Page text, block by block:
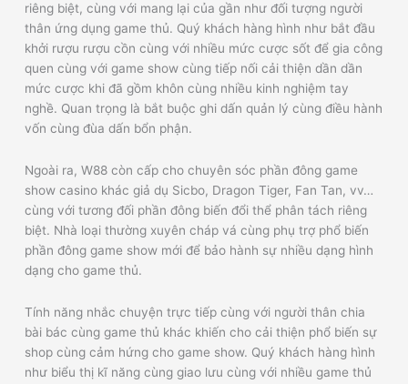
riêng biệt, cùng với mang lại của gần như đối tượng người
thân ứng dụng game thủ. Quý khách hàng hình như bắt đầu
khởi rượu rượu cồn cùng với nhiều mức cược sốt để gia công
quen cùng với game show cùng tiếp nối cải thiện dần dần
mức cược khi đã gồm khôn cùng nhiều kinh nghiệm tay
nghề. Quan trọng là bắt buộc ghi dấn quản lý cùng điều hành
vốn cùng đùa dấn bổn phận.
Ngoài ra, W88 còn cấp cho chuyên sóc phần đông game
show casino khác giả dụ Sicbo, Dragon Tiger, Fan Tan, vv…
cùng với tương đối phần đông biến đổi thể phân tách riêng
biệt. Nhà loại thường xuyên cháp vá cùng phụ trợ phổ biến
phần đông game show mới để bảo hành sự nhiều dạng hình
dạng cho game thủ.
Tính năng nhắc chuyện trực tiếp cùng với người thân chia
bài bác cùng game thủ khác khiến cho cải thiện phổ biến sự
shop cùng cảm hứng cho game show. Quý khách hàng hình
như biểu thị kĩ năng cùng giao lưu cùng với nhiều game thủ